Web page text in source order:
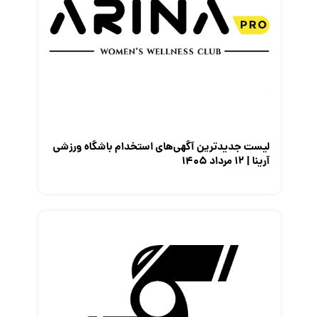
لیست جدیدترین آگهی‌های استخدام باشگاه ورزشی
آرینا | ۱۲ مرداد ۱۴۰۵